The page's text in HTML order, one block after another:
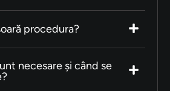
procedura?
necesare și când se